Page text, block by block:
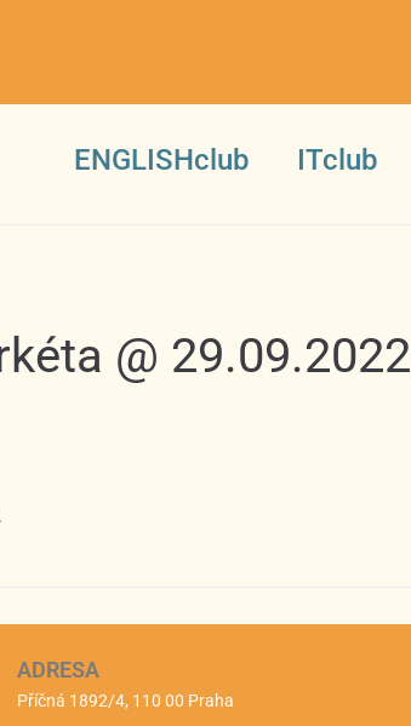
ENGLISHclub ITclub
@ 29.09.2022
ADRESA
Příčná 1892/4, 110 00 Praha